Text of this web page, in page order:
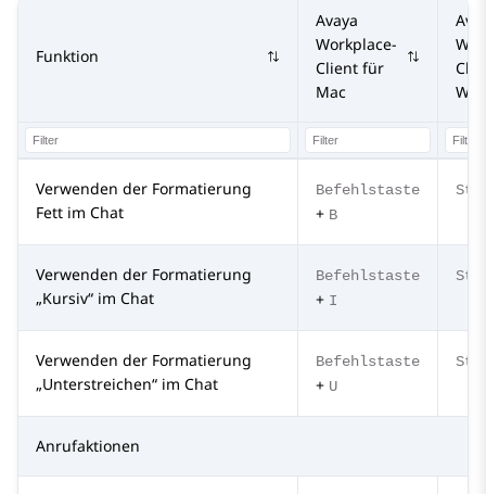
Funktion
Avaya
Workplace-
Client für
Mac
Verwenden der Formatierung
Fett im Chat
Befehlstaste
+ B
Verwenden der Formatierung
„Kursiv“ im Chat
Befehlstaste
+ I
Verwenden der Formatierung
„Unterstreichen“ im Chat
Befehlstaste
+ U
Anrufaktionen